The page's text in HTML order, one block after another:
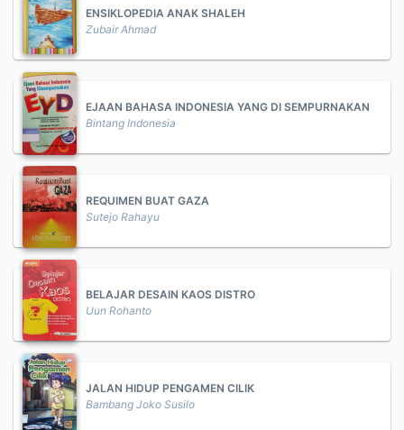
ENSIKLOPEDIA ANAK SHALEH
Zubair Ahmad
EJAAN BAHASA INDONESIA YANG DI SEMPURNAKAN
Bintang Indonesia
REQUIMEN BUAT GAZA
Sutejo Rahayu
BELAJAR DESAIN KAOS DISTRO
Uun Rohanto
JALAN HIDUP PENGAMEN CILIK
Bambang Joko Susilo